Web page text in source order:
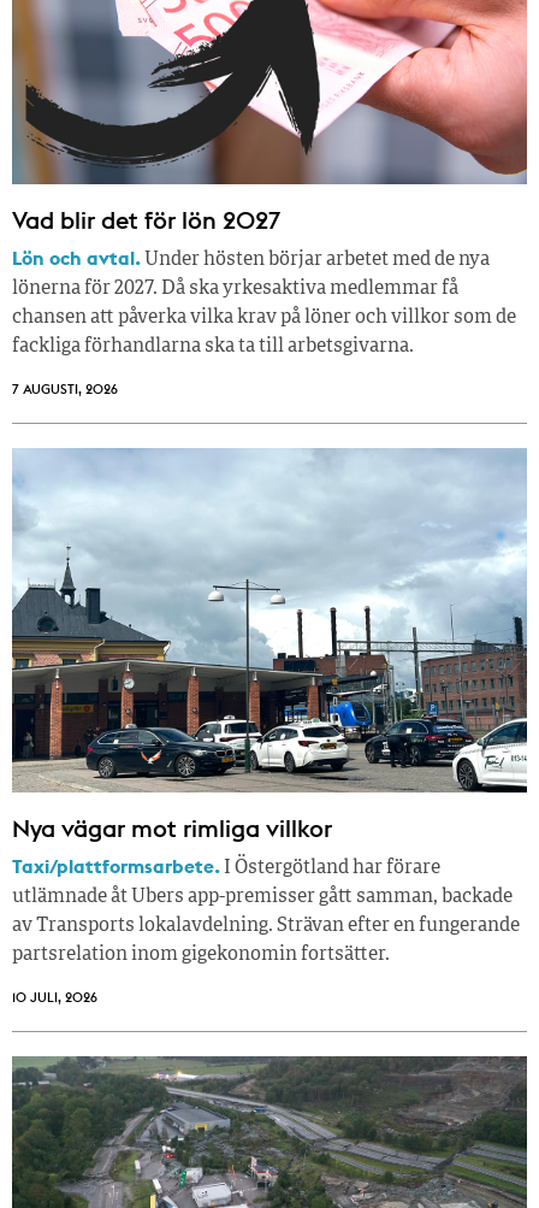
Vad blir det för lön 2027
Lön och avtal. Under hösten börjar arbetet med de nya
lönerna för 2027. Då ska yrkesaktiva medlemmar få
chansen att påverka vilka krav på löner och villkor som de
fackliga förhandlarna ska ta till arbetsgivarna.
7 AUGUSTI, 2026
Nya vägar mot rimliga villkor
Taxi/plattformsarbete. I Östergötland har förare
utlämnade åt Ubers app-premisser gått samman, backade
av Transports lokalavdelning. Strävan efter en fungerande
partsrelation inom gigekonomin fortsätter.
10 JULI, 2026